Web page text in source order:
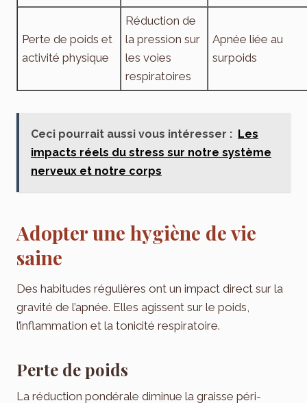
Perte de poids et
activité physique
Réduction de
la pression sur
les voies
respiratoires
Apnée liée au
surpoids
Ceci pourrait aussi vous intéresser : Les
impacts réels du stress sur notre système
nerveux et notre corps
Adopter une hygiène de vie
saine
Des habitudes régulières ont un impact direct sur la
gravité de l’apnée. Elles agissent sur le poids,
l’inflammation et la tonicité respiratoire.
Perte de poids
La réduction pondérale diminue la graisse péri-